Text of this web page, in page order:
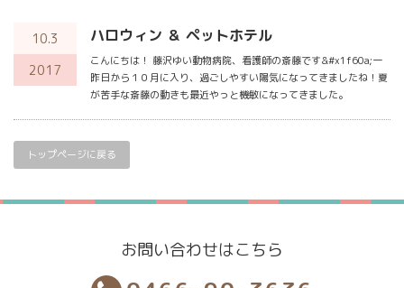
10.3
2017
ハロウィン ＆ ペットホテル
こんにちは！ 藤沢ゆい動物病院、看護師の斎藤です&#x1f60a;一
昨日から１０月に入り、過ごしやすい陽気になってきましたね！夏
が苦手な斎藤の動きも最近やっと機敏になってきました。
トップページに戻る
お問い合わせはこちら